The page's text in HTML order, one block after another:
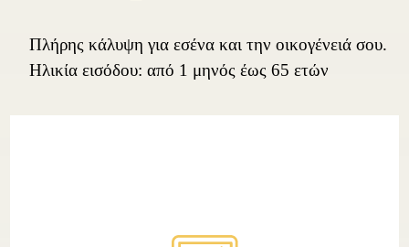
Πλήρης κάλυψη για εσένα και την οικογένειά σου.
Ηλικία εισόδου: από 1 μηνός έως 65 ετών